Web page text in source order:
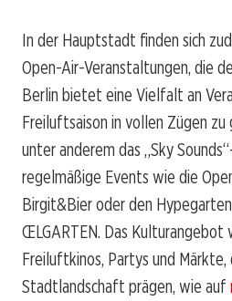
In der Hauptstadt finden sich
Open-Air-Veranstaltungen, die
Berlin bietet eine Vielfalt an
Freiluftsaison in vollen Zügen zu
unter anderem das „Sky
regelmäßige Events wie die
Birgit&Bier oder den
ŒLGARTEN. Das Kulturangebot
Freiluftkinos, Partys und
Stadtlandschaft prägen, wie auf